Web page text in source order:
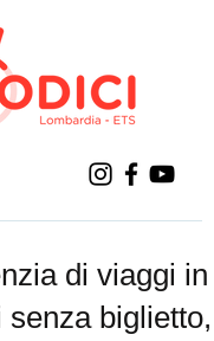
di viaggi in
biglietto,